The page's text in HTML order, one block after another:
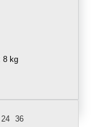
8 kg
24 36